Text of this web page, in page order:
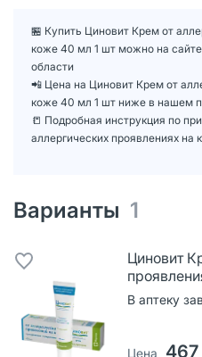
🏪 Купить Циновит Крем от
коже 40 мл 1 шт можно на
области
📲 Цена на Циновит Крем от
коже 40 мл 1 шт ниже в нашем
📒 Подробная инструкция по
аллергических проявлениях на
Варианты 1
Циновит
В аптеку
Цена